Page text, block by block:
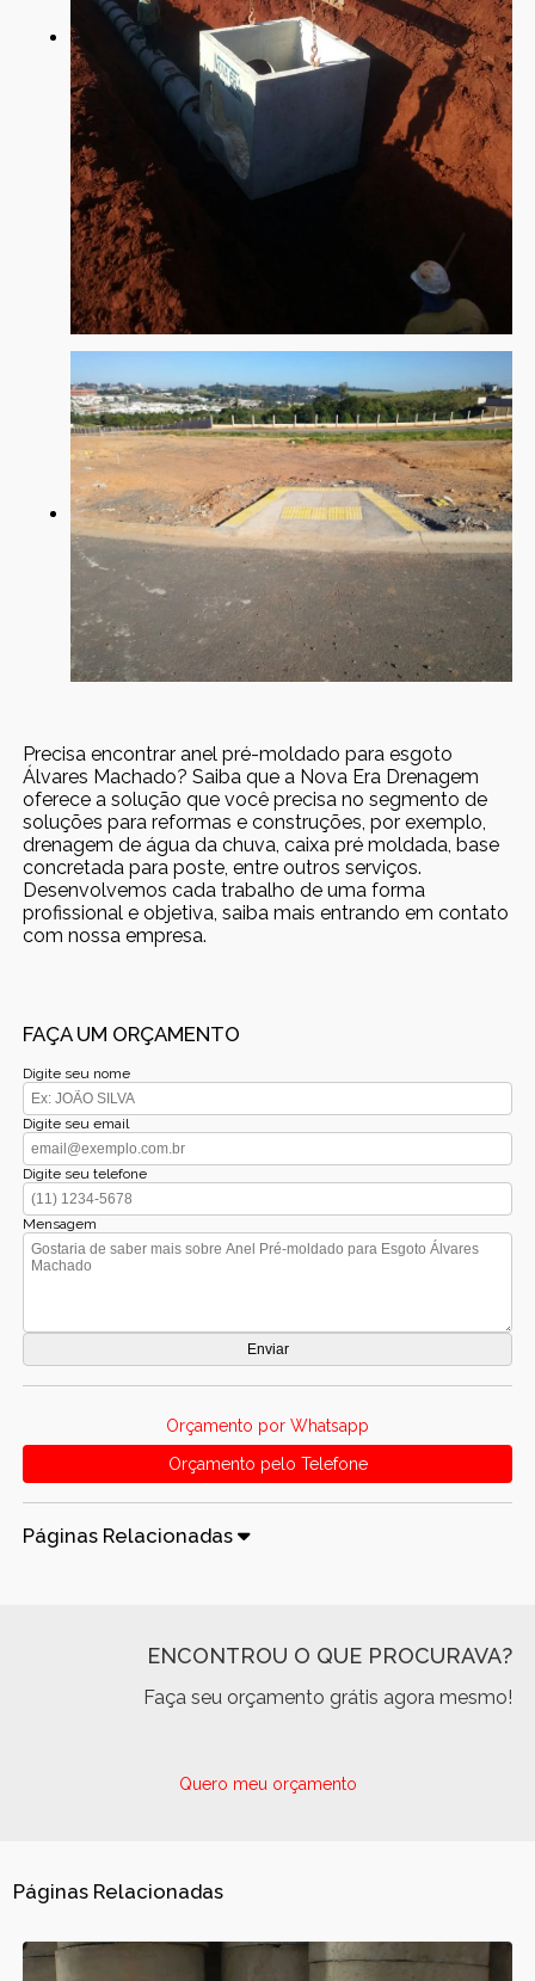
Precisa encontrar anel pré-moldado para esgoto
Álvares Machado? Saiba que a Nova Era Drenagem
oferece a solução que você precisa no segmento de
soluções para reformas e construções, por exemplo,
drenagem de água da chuva, caixa pré moldada, base
concretada para poste, entre outros serviços.
Desenvolvemos cada trabalho de uma forma
profissional e objetiva, saiba mais entrando em contato
com nossa empresa.
FAÇA UM ORÇAMENTO
Digite seu nome
Digite seu email
Digite seu telefone
Mensagem
Orçamento por Whatsapp
Orçamento pelo Telefone
Páginas Relacionadas
ENCONTROU O QUE PROCURAVA?
Faça seu orçamento grátis agora mesmo!
Quero meu orçamento
Páginas Relacionadas